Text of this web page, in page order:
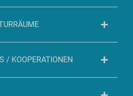
/ KOOPERATIONEN